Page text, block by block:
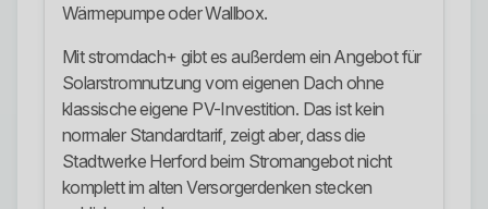
Wärmepumpe oder Wallbox.
Mit stromdach+ gibt es außerdem ein Angebot für
Solarstromnutzung vom eigenen Dach ohne
klassische eigene PV-Investition. Das ist kein
normaler Standardtarif, zeigt aber, dass die
Stadtwerke Herford beim Stromangebot nicht
komplett im alten Versorgerdenken stecken